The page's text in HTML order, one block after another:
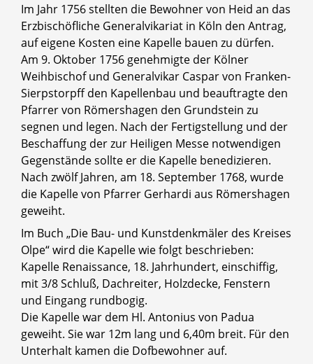
Im Jahr 1756 stellten die Bewohner von Heid an das
Erzbischöfliche Generalvikariat in Köln den Antrag,
auf eigene Kosten eine Kapelle bauen zu dürfen.
Am 9. Oktober 1756 genehmigte der Kölner
Weihbischof und Generalvikar Caspar von Franken-
Sierpstorpff den Kapellenbau und beauftragte den
Pfarrer von Römershagen den Grundstein zu
segnen und legen. Nach der Fertigstellung und der
Beschaffung der zur Heiligen Messe notwendigen
Gegenstände sollte er die Kapelle benedizieren.
Nach zwölf Jahren, am 18. September 1768, wurde
die Kapelle von Pfarrer Gerhardi aus Römershagen
geweiht.
Im Buch „Die Bau- und Kunstdenkmäler des Kreises
Olpe“ wird die Kapelle wie folgt beschrieben:
Kapelle Renaissance, 18. Jahrhundert, einschiffig,
mit 3/8 Schluß, Dachreiter, Holzdecke, Fenstern
und Eingang rundbogig.
Die Kapelle war dem Hl. Antonius von Padua
geweiht. Sie war 12m lang und 6,40m breit. Für den
Unterhalt kamen die Dofbewohner auf.